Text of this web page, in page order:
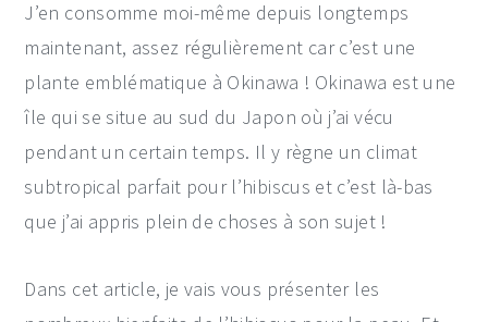
J’en consomme moi-même depuis longtemps
maintenant, assez régulièrement car c’est une
plante emblématique à Okinawa ! Okinawa est une
île qui se situe au sud du Japon où j’ai vécu
pendant un certain temps. Il y règne un climat
subtropical parfait pour l’hibiscus et c’est là-bas
que j’ai appris plein de choses à son sujet !
Dans cet article, je vais vous présenter les